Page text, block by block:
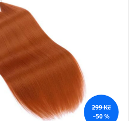
299 Kč
–50 %